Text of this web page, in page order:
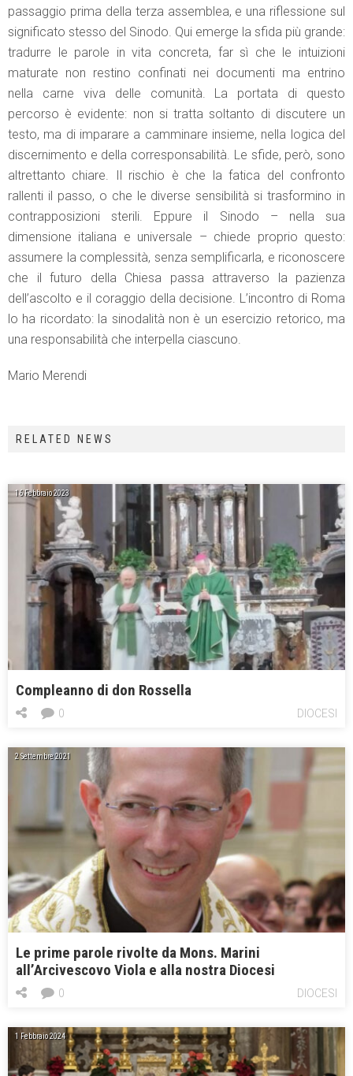
passaggio prima della terza assemblea, e una riflessione sul
significato stesso del Sinodo. Qui emerge la sfida più grande:
tradurre le parole in vita concreta, far sì che le intuizioni
maturate non restino confinati nei documenti ma entrino
nella carne viva delle comunità. La portata di questo
percorso è evidente: non si tratta soltanto di discutere un
testo, ma di imparare a camminare insieme, nella logica del
discernimento e della corresponsabilità. Le sfide, però, sono
altrettanto chiare. Il rischio è che la fatica del confronto
rallenti il passo, o che le diverse sensibilità si trasformino in
contrapposizioni sterili. Eppure il Sinodo – nella sua
dimensione italiana e universale – chiede proprio questo:
assumere la complessità, senza semplificarla, e riconoscere
che il futuro della Chiesa passa attraverso la pazienza
dell’ascolto e il coraggio della decisione. L’incontro di Roma
lo ha ricordato: la sinodalità non è un esercizio retorico, ma
una responsabilità che interpella ciascuno.
Mario Merendi
RELATED NEWS
16 Febbraio 2023
Compleanno di don Rossella
DIOCESI
0
2 Settembre 2021
Le prime parole rivolte da Mons. Marini
all’Arcivescovo Viola e alla nostra Diocesi
DIOCESI
0
1 Febbraio 2024